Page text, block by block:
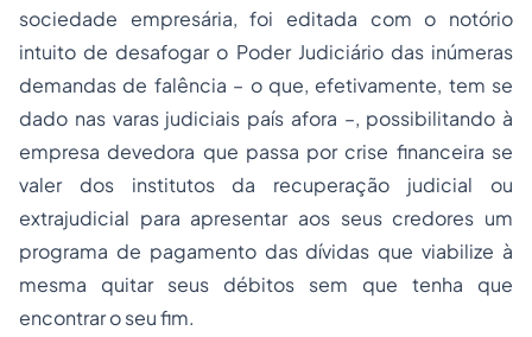
sociedade empresária, foi editada com o notório
intuito de desafogar o Poder Judiciário das inúmeras
demandas de falência – o que, efetivamente, tem se
dado nas varas judiciais país afora –, possibilitando à
empresa devedora que passa por crise financeira se
valer dos institutos da recuperação judicial ou
extrajudicial para apresentar aos seus credores um
programa de pagamento das dívidas que viabilize à
mesma quitar seus débitos sem que tenha que
encontrar o seu fim.